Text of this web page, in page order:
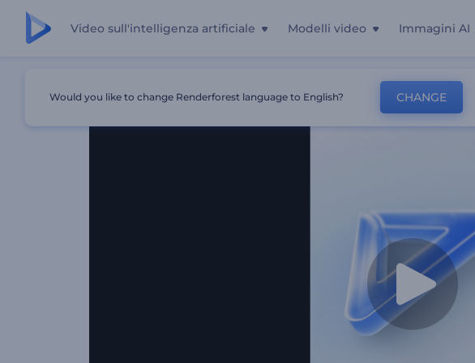
Video sull'intelligenza artificiale Modelli video Immagini AI
Would you like to change Renderforest language to English? CHANGE